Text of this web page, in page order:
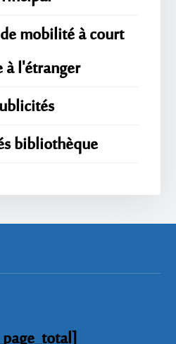
mobilité à court
à l'étranger
bibliothèque